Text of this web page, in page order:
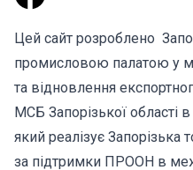
Цей сайт розроблено
промисловою палатою у
та відновлення
МСБ Запорізької області
який реалізує
за підтримки ПРООН в